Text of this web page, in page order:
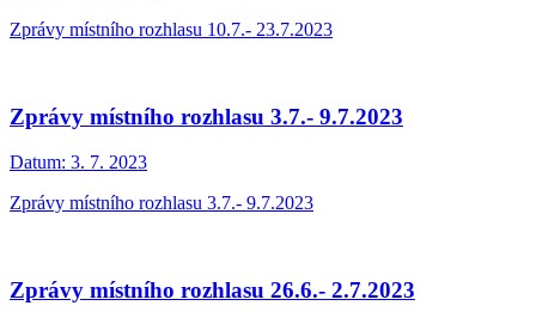
Zprávy místního rozhlasu 10.7.- 23.7.2023
Zprávy místního rozhlasu 3.7.- 9.7.2023
Datum: 3. 7. 2023
Zprávy místního rozhlasu 3.7.- 9.7.2023
Zprávy místního rozhlasu 26.6.- 2.7.2023